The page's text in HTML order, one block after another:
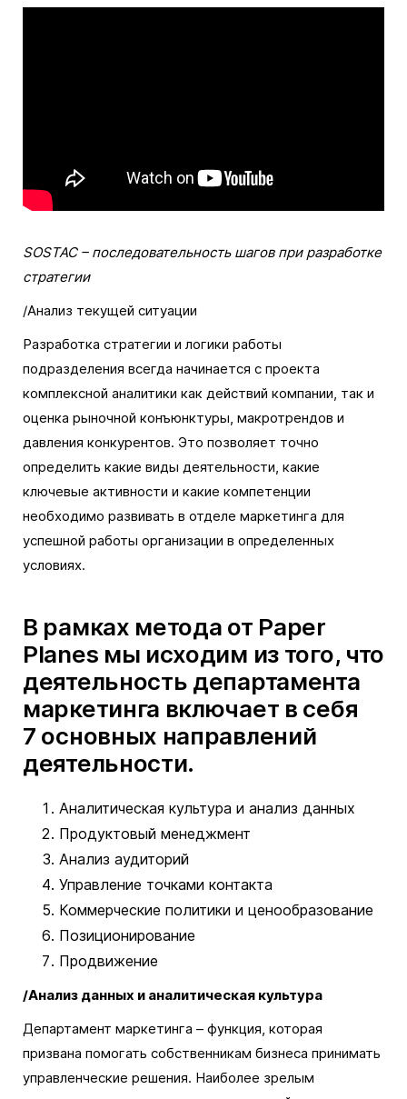
SOSTAC – последовательность шагов при разработке
стратегии
/Анализ текущей ситуации
Разработка стратегии и логики работы
подразделения всегда начинается с проекта
комплексной аналитики как действий компании, так и
оценка рыночной конъюнктуры, макротрендов и
давления конкурентов. Это позволяет точно
определить какие виды деятельности, какие
ключевые активности и какие компетенции
необходимо развивать в отделе маркетинга для
успешной работы организации в определенных
условиях.
В рамках метода от Paper
Planes мы исходим из того, что
деятельность департамента
маркетинга включает в себя
7 основных направлений
деятельности.
Аналитическая культура и анализ данных
Продуктовый менеджмент
Анализ аудиторий
Управление точками контакта
Коммерческие политики и ценообразование
Позиционирование
Продвижение
/Анализ данных и аналитическая культура
Департамент маркетинга – функция, которая
призвана помогать собственникам бизнеса принимать
управленческие решения. Наиболее зрелым